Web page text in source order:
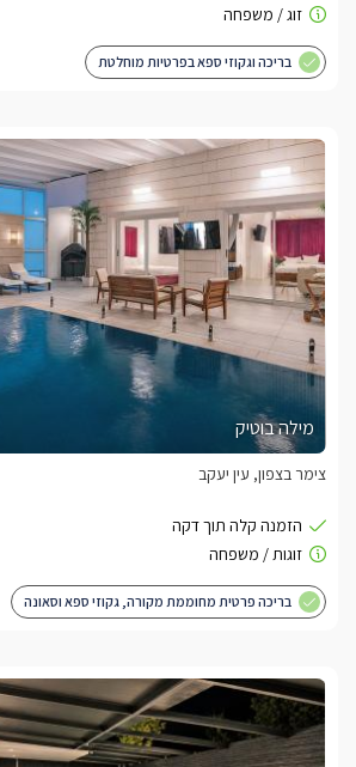
בריכה וגקוזי ספא בפרטיות מוחלטת
מילה בוטיק
צימר בצפון, עין יעקב
בריכה פרטית מחוממת מקורה, גקוזי ספא וסאונה